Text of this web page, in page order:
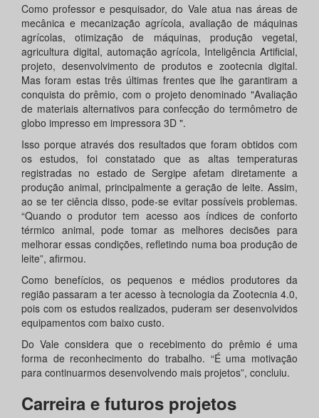
Como professor e pesquisador, do Vale atua nas áreas de
mecânica e mecanização agrícola, avaliação de máquinas
agrícolas, otimização de máquinas, produção vegetal,
agricultura digital, automação agrícola, Inteligência Artificial,
projeto, desenvolvimento de produtos e zootecnia digital.
Mas foram estas três últimas frentes que lhe garantiram a
conquista do prêmio, com o projeto denominado "Avaliação
de materiais alternativos para confecção do termômetro de
globo impresso em impressora 3D ".
Isso porque através dos resultados que foram obtidos com
os estudos, foi constatado que as altas temperaturas
registradas no estado de Sergipe afetam diretamente a
produção animal, principalmente a geração de leite. Assim,
ao se ter ciência disso, pode-se evitar possíveis problemas.
“Quando o produtor tem acesso aos índices de conforto
térmico animal, pode tomar as melhores decisões para
melhorar essas condições, refletindo numa boa produção de
leite”, afirmou.
Como benefícios, os pequenos e médios produtores da
região passaram a ter acesso à tecnologia da Zootecnia 4.0,
pois com os estudos realizados, puderam ser desenvolvidos
equipamentos com baixo custo.
Do Vale considera que o recebimento do prêmio é uma
forma de reconhecimento do trabalho. “É uma motivação
para continuarmos desenvolvendo mais projetos”, concluiu.
Carreira e futuros projetos